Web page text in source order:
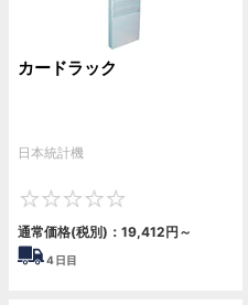
カードラック
日本統計機
通常価格(税別)： 19,412円 ～
4日目